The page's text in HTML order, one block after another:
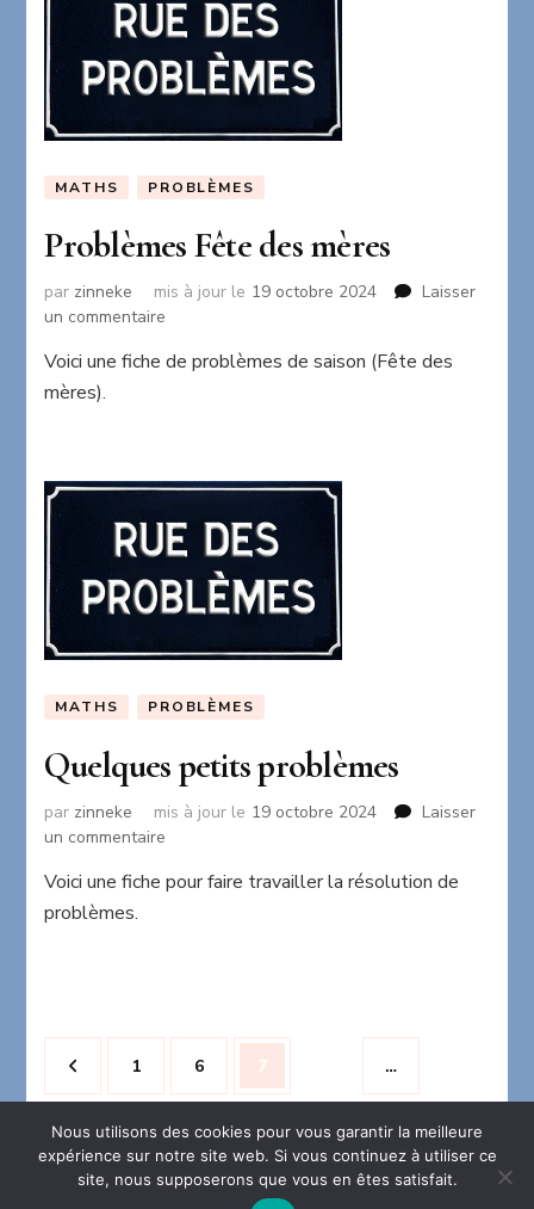
MATHS PROBLÈMES
Problèmes Fête des mères
par zinneke mis à jour le 19 octobre 2024
Laisser
un commentaire
Fête
Voici une fiche de problèmes de saison (Fête des
mères).
MATHS PROBLÈMES
Quelques petits problèmes
par zinneke mis à jour le 19 octobre 2024
Laisser
un commentaire
petits
Voici une fiche pour faire travailler la résolution de
problèmes.
Pagination
des
publications
Page
1 …
Page
6 Page
7
2026 CopyrightLa maison en folie.Blossom Chic -
Nous utilisons des cookies pour vous garantir la meilleure
expérience sur notre site web. Si vous continuez à utiliser ce
site, nous supposerons que vous en êtes satisfait.